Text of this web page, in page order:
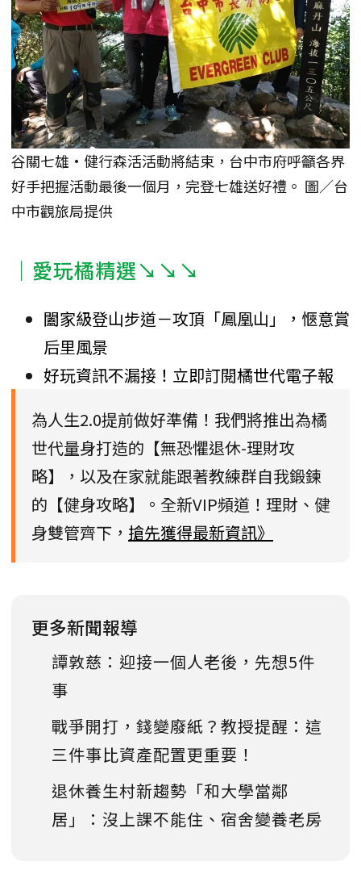
谷關七雄·健行森活活動將結束，台中市府呼籲各界
好手把握活動最後一個月，完登七雄送好禮。 圖／台
中市觀旅局提供
｜愛玩橘精選↘↘↘
闔家級登山步道－攻頂「鳳凰山」，愜意賞
后里風景
好玩資訊不漏接！立即訂閱橘世代電子報
為人生2.0提前做好準備！我們將推出為橘
世代量身打造的【無恐懼退休-理財攻
略】，以及在家就能跟著教練群自我鍛鍊
的【健身攻略】。全新VIP頻道！理財、健
身雙管齊下， 搶先獲得最新資訊》
更多新聞報導
譚敦慈：迎接一個人老後，先想5件
事
戰爭開打，錢變廢紙？教授提醒：這
三件事比資產配置更重要！
退休養生村新趨勢「和大學當鄰
居」：沒上課不能住、宿舍變養老房